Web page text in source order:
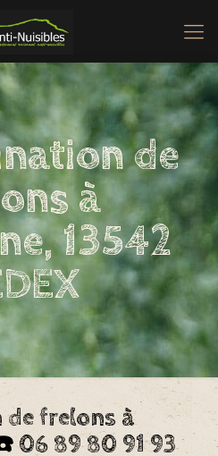
de
à
13542
frelons à
06 89 80 91 93